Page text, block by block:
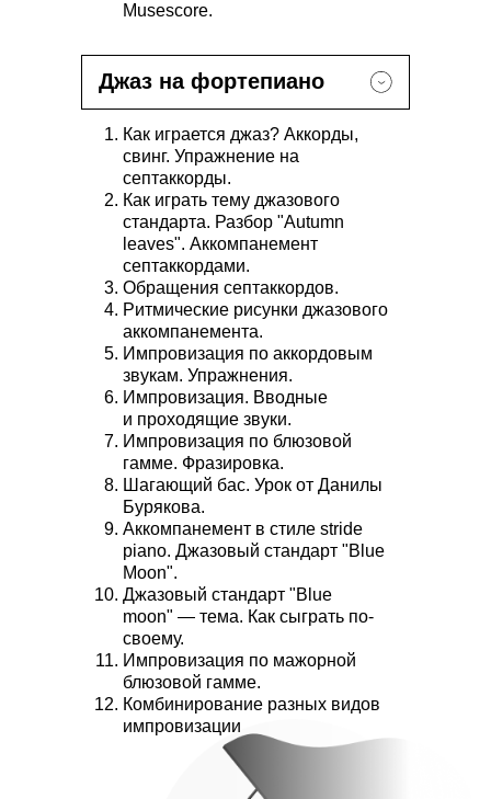
Джаз на фортепиано
Musescore.
Как играется джаз? Аккорды,
свинг. Упражнение на
септаккорды.
Как играть тему джазового
стандарта. Разбор "Autumn
leaves". Аккомпанемент
септаккордами.
Обращения септаккордов.
Ритмические рисунки джазового
аккомпанемента.
Импровизация по аккордовым
звукам. Упражнения.
Импровизация. Вводные
и проходящие звуки.
Импровизация по блюзовой
гамме. Фразировка.
Шагающий бас. Урок от Данилы
Бурякова.
Аккомпанемент в стиле stride
piano. Джазовый стандарт "Blue
Moon".
Джазовый стандарт "Blue
moon" — тема. Как сыграть по-
своему.
Импровизация по мажорной
блюзовой гамме.
Комбинирование разных видов
импровизации